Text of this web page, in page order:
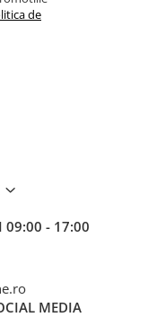
de
09:00 - 17:00
MEDIA